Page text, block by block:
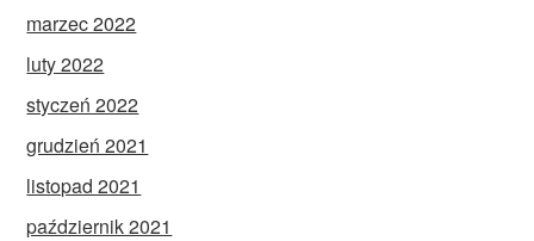
marzec 2022
luty 2022
styczeń 2022
grudzień 2021
listopad 2021
październik 2021